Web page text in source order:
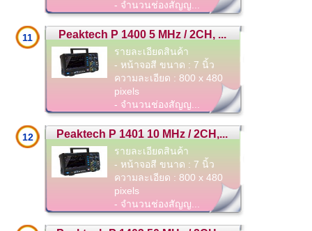
- จำนวนช่องสัญญ...
11 Peaktech P 1400 5 MHz / 2CH, ...
รายละเอียดสินค้า
- หน้าจอสี ขนาด : 7 นิ้ว
ความละเอียด : 800 x 480
pixels
- จำนวนช่องสัญญ...
12 Peaktech P 1401 10 MHz / 2CH,...
รายละเอียดสินค้า
- หน้าจอสี ขนาด : 7 นิ้ว
ความละเอียด : 800 x 480
pixels
- จำนวนช่องสัญญ...